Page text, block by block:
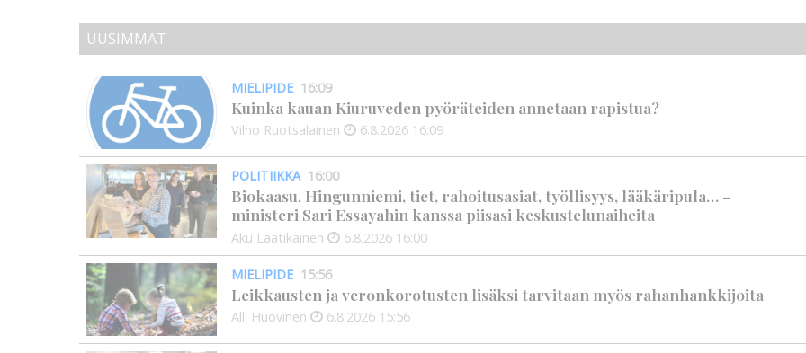
UUSIMMAT
MIELIPIDE 16:09
Kuinka kauan Kiuruveden pyöräteiden annetaan rapistua?
Vilho Ruotsalainen 6.8.2026 16:09
POLITIIKKA 16:00
Biokaasu, Hingunniemi, tiet, rahoitusasiat, työllisyys, lääkäripula… –
ministeri Sari Essayahin kanssa piisasi keskustelunaiheita
Aku Laatikainen 6.8.2026 16:00
MIELIPIDE 15:56
Leikkausten ja veronkorotusten lisäksi tarvitaan myös rahanhankkijoita
Alli Huovinen 6.8.2026 15:56